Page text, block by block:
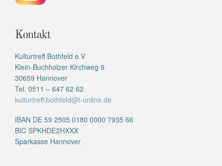
Kontakt
Kulturtreff Bothfeld e.V
Klein-Buchholzer Kirchweg 9
30659 Hannover
Tel. 0511 – 647 62 62
kulturtreff.bothfeld@t-online.de
IBAN DE 59 2505 0180 0000 7935 66
BIC SPKHDE2HXXX
Sparkasse Hannover